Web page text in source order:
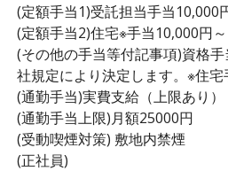
(定額手当1)受託担当手当10,000
(定額手当2)住宅※手当10,000円
(その他の手当等付記事項)資格
社規定により決定します。※住
(通勤手当)実費支給（上限あり）
(通勤手当上限)月額25000円
(受動喫煙対策) 敷地内禁煙
(正社員)